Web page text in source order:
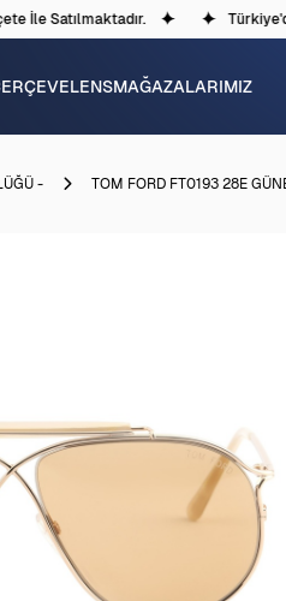
Satılmaktadır.
LENSMAĞAZALARIMIZ
- TOM FORD FT0193 28E